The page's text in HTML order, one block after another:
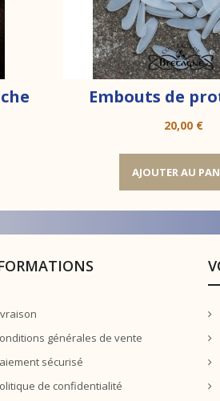
Embouts de
Prix
20,00 €
AJOUTER AU
générales de vente
sécurisé
de confidentialité